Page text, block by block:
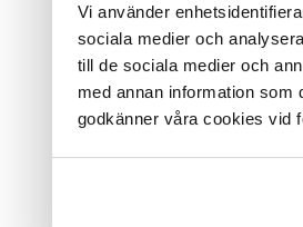
Vi använder
sociala medier och
till de sociala medier och
med annan information som
godkänner våra cookies vid